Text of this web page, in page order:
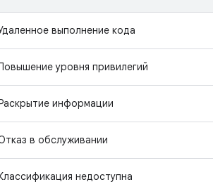
выполнение кода
уровня привилегий
информации
в обслуживании
недоступна